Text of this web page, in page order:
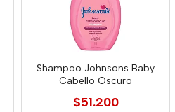
Shampoo Johnsons Baby
Cabello Oscuro
$51.200